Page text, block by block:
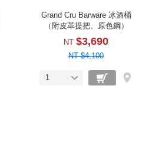
Grand Cru Barware 冰酒桶
（附皮革提把、原色鋼）
NT $3,690
NT $4,100
1